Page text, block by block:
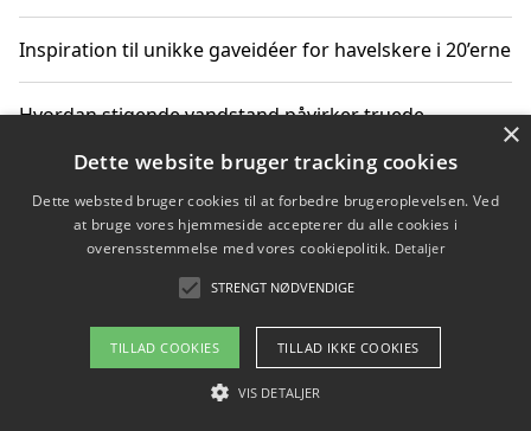
Inspiration til unikke gaveidéer for havelskere i 20’erne
Hvordan stigende vandstand påvirker truede
Sådan vælger du de bedste vandrerygsække til
vandreture i Danmark
Copyright 2026 - Pilanto Aps
Om / kontakt
×
Dette website bruger tracking cookies
Dette websted bruger cookies til at forbedre brugeroplevelsen. Ved
at bruge vores hjemmeside accepterer du alle cookies i
overensstemmelse med vores cookiepolitik. Detaljer
STRENGT NØDVENDIGE
TILLAD COOKIES TILLAD IKKE COOKIES
VIS DETALJER